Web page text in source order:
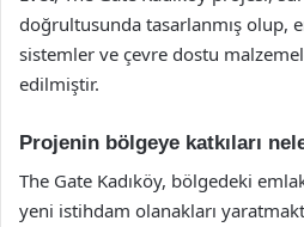
doğrultusunda tasarlanmış olup,
sistemler ve çevre dostu
edilmiştir.
Projenin bölgeye katkıları
The Gate Kadıköy, bölgedeki
yeni istihdam olanakları